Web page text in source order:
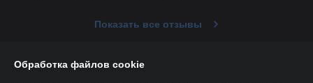
Показать все отзывы
О нас
Обработка файлов cookie